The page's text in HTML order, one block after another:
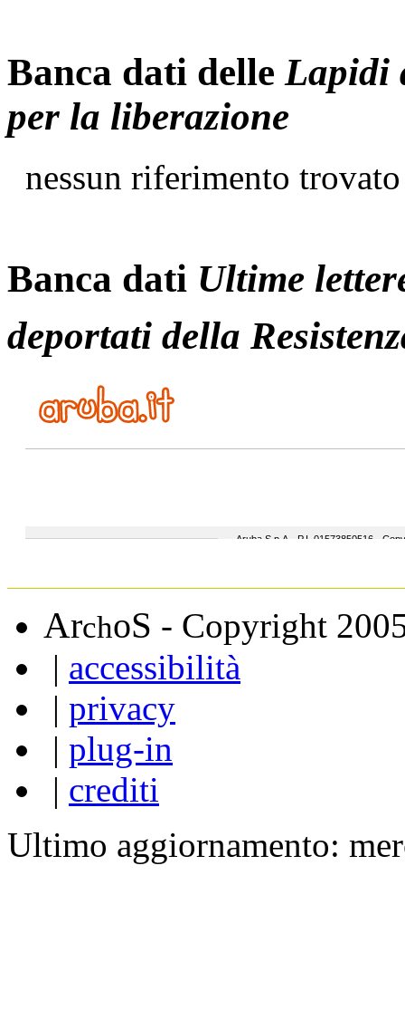
Banca dati delle Lapidi
per la liberazione
nessun riferimento trovato
Banca dati Ultime
deportati della
ArchoS - Copyright
| accessibilità
| privacy
| plug-in
| crediti
Ultimo aggiornamento: